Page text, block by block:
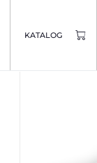
KATALOG